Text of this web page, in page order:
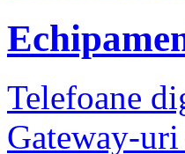
Telefoane
Gateway-